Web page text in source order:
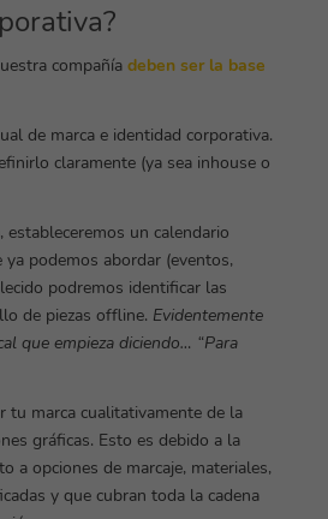
compañía deben ser la base
de marca e identidad corporativa.
claramente (ya sea inhouse o
un calendario
podemos abordar (eventos,
podremos identificar las
de piezas offline. Evidentemente
que empieza diciendo… “Para
tu marca cualitativamente de la
gráficas. Esto es debido a la
a opciones de marcaje, materiales,
y que cubran toda la cadena